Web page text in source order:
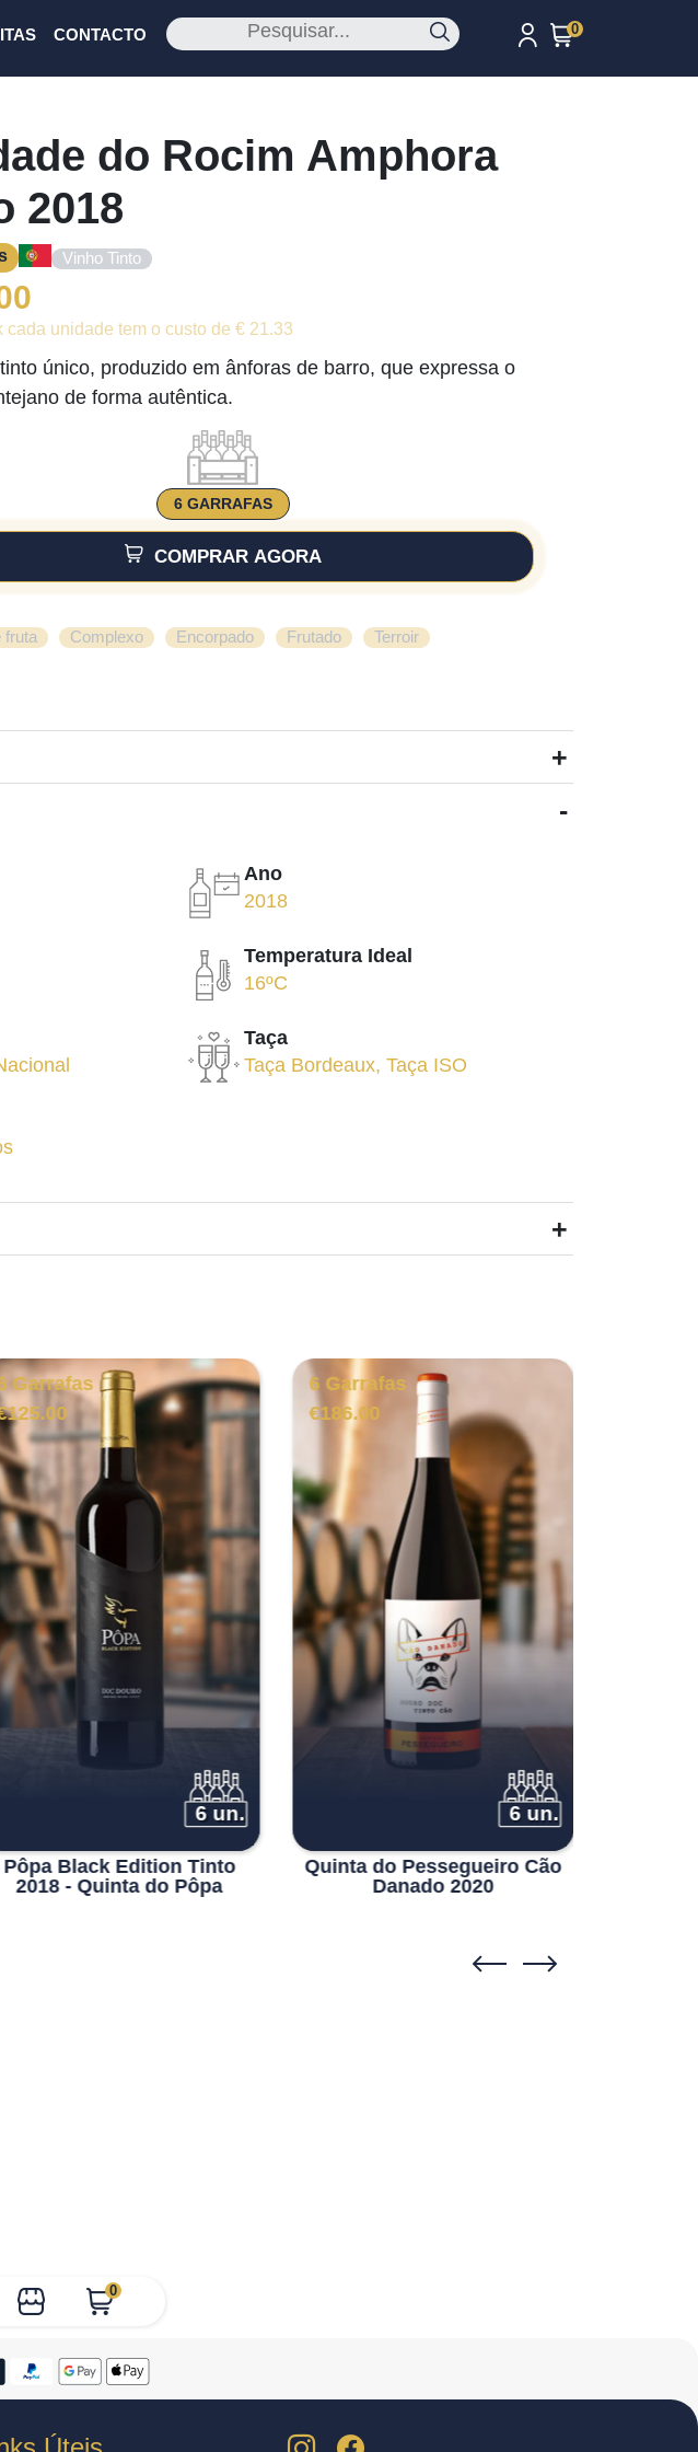
CONTACTO 0
0
do Rocim Amphora
2018
Vinho Tinto
cada unidade tem o custo de € 21.33
único, produzido em ânforas de barro, que expressa o
de forma autêntica.
6 GARRAFAS
COMPRAR AGORA
fruta Complexo Encorpado Frutado Terroir
+
-
Ano
2018
Temperatura Ideal
16ºC
Taça
Taça Bordeaux, Taça ISO
+
Garrafas
125.00
6 un.
Pôpa Black Edition Tinto
2018 - Quinta do Pôpa
6 Garrafas
€186.00
6 un.
Quinta do Pessegueiro Cão
Danado 2020